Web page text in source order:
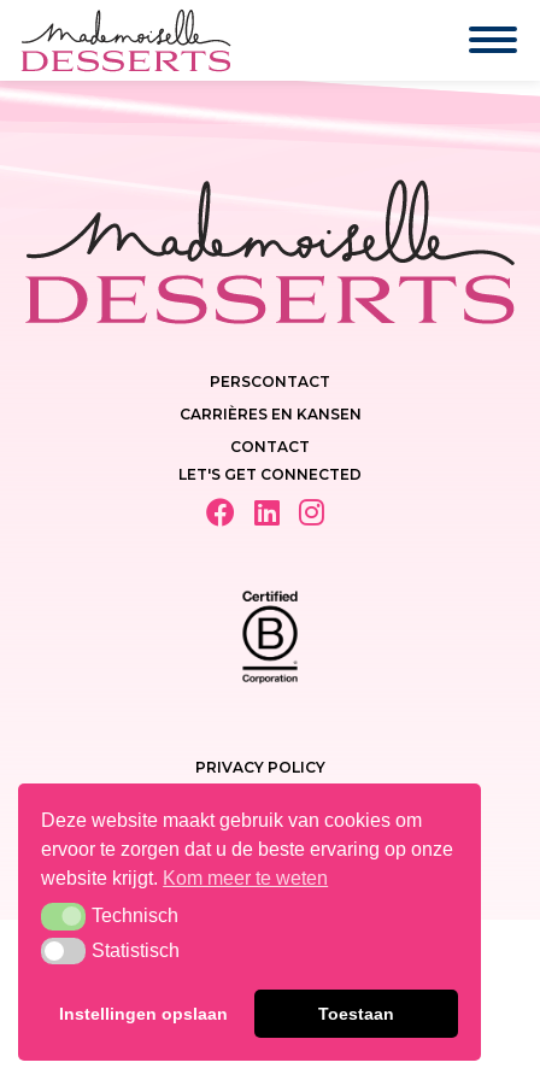
PERSCONTACT
CARRIÈRES EN KANSEN
CONTACT
LET'S GET CONNECTED
PRIVACY POLICY
COOKIES
Deze website maakt gebruik van cookies om
ervoor te zorgen dat u de beste ervaring op onze
website krijgt. Kom meer te weten
TechnischTechnisch
StatistischStatistisch
Instellingen opslaan Toestaan